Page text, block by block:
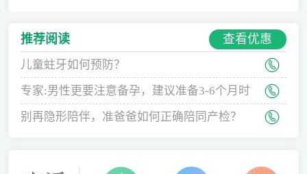
推荐阅读 查看优惠
儿童蛀牙如何预防？
专家:男性更要注意备孕，建议准备3-6个月时
间
别再隐形陪伴，准爸爸如何正确陪同产检？